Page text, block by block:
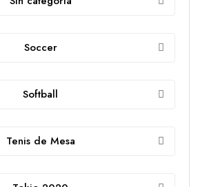
Soccer
Softball
Tenis de Mesa